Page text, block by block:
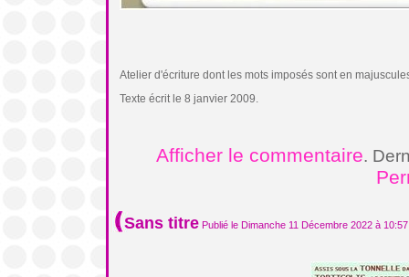
Atelier d'écriture dont les mots imposés sont en
Texte écrit le 8 janvier 2009.
Afficher le commentaire.
Sans titre Publié le Dimanche 11 Décembre 2022 à